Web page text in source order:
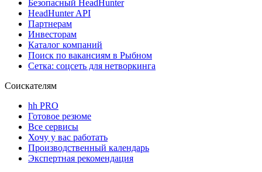
Безопасный HeadHunter
HeadHunter API
Партнерам
Инвесторам
Каталог компаний
Поиск по вакансиям в Рыбном
Сетка: соцсеть для нетворкинга
Соискателям
hh PRO
Готовое резюме
Все сервисы
Хочу у вас работать
Производственный календарь
Экспертная рекомендация